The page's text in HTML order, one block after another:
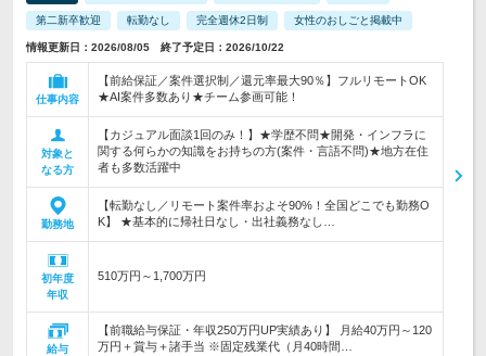
第二新卒歓迎 転勤なし 完全週休2日制 女性のおしごと掲載中
情報更新日：2026/08/05 終了予定日：2026/10/22
仕事内容
【前給保証／案件選択制／還元率最大90％】フルリモートOK
★AI案件多数あり★チーム参画可能！
対象と
なる方
【カジュアル面談1回のみ！】★学歴不問★開発・インフラに
関する何らかの知識をお持ちの方(案件・言語不問)★地方在住
者も多数活躍中
勤務地
【転勤なし／リモート案件率およそ90%！全国どこでも勤務O
K】 ★基本的に帰社日なし・出社義務なし…
初年度
年収
510万円～1,700万円
給与
【前職給与保証・年収250万円UP実績あり】 月給40万円～120
万円＋賞与＋諸手当 ※固定残業代（月40時間…